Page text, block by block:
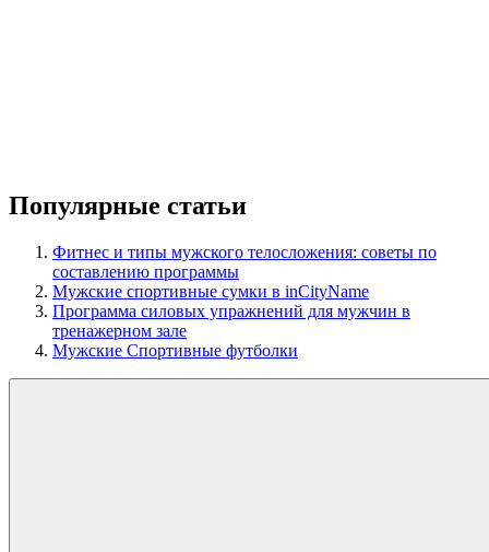
Популярные статьи
Фитнес и типы мужского телосложения: советы по
составлению программы
Мужские спортивные сумки в inCityName
Программа силовых упражнений для мужчин в
тренажерном зале
Мужские Спортивные футболки